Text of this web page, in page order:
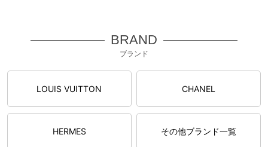
BRAND
ブランド
LOUIS VUITTON CHANEL
HERMES その他ブランド一覧